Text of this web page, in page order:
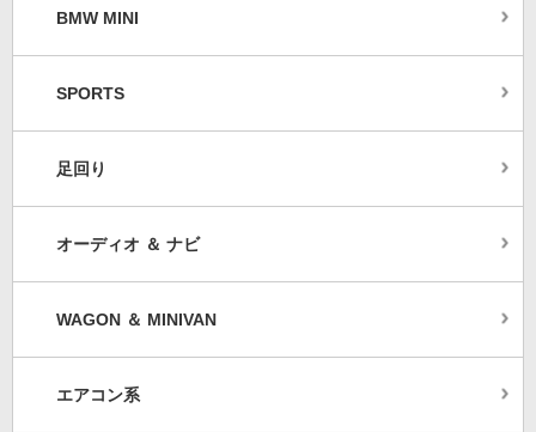
BMW MINI
SPORTS
足回り
オーディオ ＆ ナビ
WAGON ＆ MINIVAN
エアコン系